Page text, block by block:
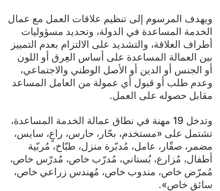
ويهدف المرسوم إلى تنظيم علاقات العمل مع عمال
الخدمة المساعدة في الدولة، وتحديد مسؤوليات
أطراف العلاقة، والتشديد على الالتزام بعدم التمييز
بين العمالة المساعدة على أساس العِرق أو اللون
أو الجنس أو الدين أو الأصل الوطني والاجتماعي،
وعدم طلب أو قبول أي عمولة من العامل المساعد
مقابل حصوله على العمل.
وتدخل 19 مهنة في نطاق عمالة الخدمة المساعدة،
تشتمل على «مستخدم، بحّار، حارس، راعٍ، سايس،
مضمر، صقّار، عامل، مُدبّرة منزل، طبّاخ، مُربّية
أطفال، مُزارع، بُستاني، مُدرّب خاص، مُدرّس خاص،
مُمرّض خاص، مندوب خاص، مُهندس زراعي خاص،
سائق خاص».